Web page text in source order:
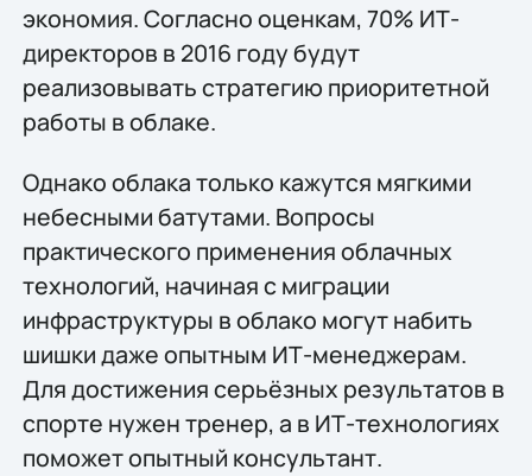
экономия. Согласно оценкам, 70% ИТ-
директоров в 2016 году будут
реализовывать стратегию приоритетной
работы в облаке.
Однако облака только кажутся мягкими
небесными батутами. Вопросы
практического применения облачных
технологий, начиная с миграции
инфраструктуры в облако могут набить
шишки даже опытным ИТ-менеджерам.
Для достижения серьёзных результатов в
спорте нужен тренер, а в ИТ-технологиях
поможет опытный консультант.